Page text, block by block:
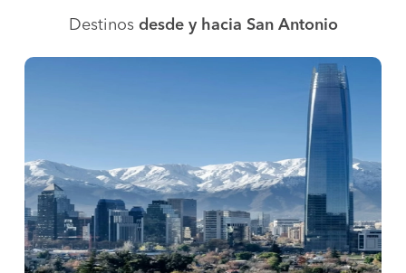
Destinos desde y hacia San Antonio